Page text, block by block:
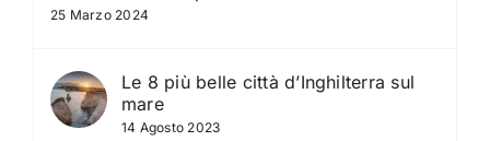
25 Marzo 2024
Le 8 più belle città d’Inghilterra sul
mare
14 Agosto 2023